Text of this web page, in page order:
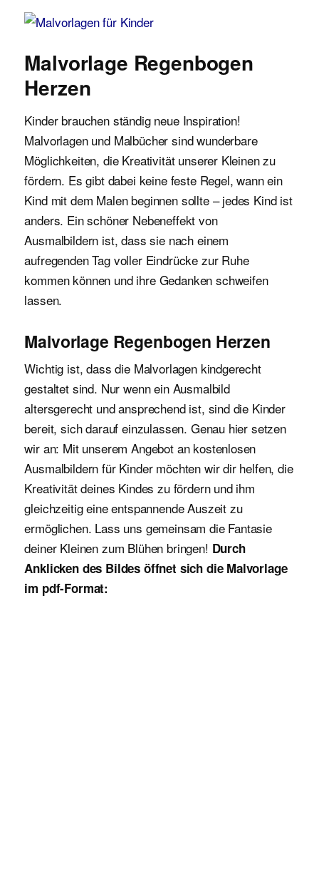
Malvorlagen für Kinder
Malvorlage Regenbogen
Herzen
Kinder brauchen ständig neue Inspiration!
Malvorlagen und Malbücher sind wunderbare
Möglichkeiten, die Kreativität unserer Kleinen zu
fördern. Es gibt dabei keine feste Regel, wann ein
Kind mit dem Malen beginnen sollte – jedes Kind ist
anders. Ein schöner Nebeneffekt von
Ausmalbildern ist, dass sie nach einem
aufregenden Tag voller Eindrücke zur Ruhe
kommen können und ihre Gedanken schweifen
lassen.
Malvorlage Regenbogen Herzen
Wichtig ist, dass die Malvorlagen kindgerecht
gestaltet sind. Nur wenn ein Ausmalbild
altersgerecht und ansprechend ist, sind die Kinder
bereit, sich darauf einzulassen. Genau hier setzen
wir an: Mit unserem Angebot an kostenlosen
Ausmalbildern für Kinder möchten wir dir helfen, die
Kreativität deines Kindes zu fördern und ihm
gleichzeitig eine entspannende Auszeit zu
ermöglichen. Lass uns gemeinsam die Fantasie
deiner Kleinen zum Blühen bringen! Durch
Anklicken des Bildes öffnet sich die Malvorlage
im pdf-Format: